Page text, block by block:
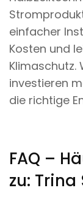
einfacher
Kosten und
Klimaschutz.
investieren
die richtige
FAQ –
zu: Trina